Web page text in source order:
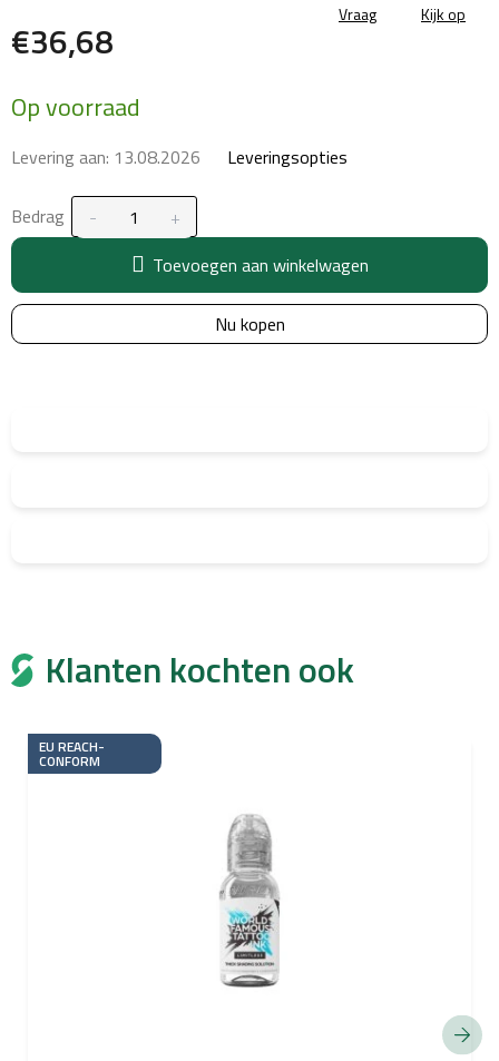
€36,68
prijs:
Op voorraad
Levering aan: 13.08.2026 Leveringsopties
Bedrag
Toevoegen aan winkelwagen
Nu kopen
Vraag Kijk op
Klanten kochten ook
EU REACH-
CONFORM